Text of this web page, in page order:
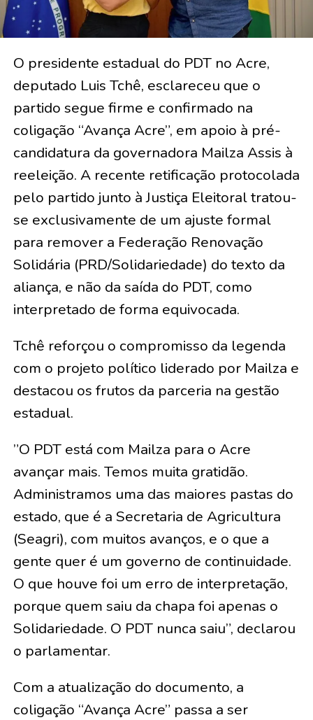
O presidente estadual do PDT no Acre,
deputado Luis Tchê, esclareceu que o
partido segue firme e confirmado na
coligação “Avança Acre”, em apoio à pré-
candidatura da governadora Mailza Assis à
reeleição. A recente retificação protocolada
pelo partido junto à Justiça Eleitoral tratou-
se exclusivamente de um ajuste formal
para remover a Federação Renovação
Solidária (PRD/Solidariedade) do texto da
aliança, e não da saída do PDT, como
interpretado de forma equivocada.
​Tchê reforçou o compromisso da legenda
com o projeto político liderado por Mailza e
destacou os frutos da parceria na gestão
estadual.
​”O PDT está com Mailza para o Acre
avançar mais. Temos muita gratidão.
Administramos uma das maiores pastas do
estado, que é a Secretaria de Agricultura
(Seagri), com muitos avanços, e o que a
gente quer é um governo de continuidade.
O que houve foi um erro de interpretação,
porque quem saiu da chapa foi apenas o
Solidariedade. O PDT nunca saiu”, declarou
o parlamentar.
​Com a atualização do documento, a
coligação “Avança Acre” passa a ser